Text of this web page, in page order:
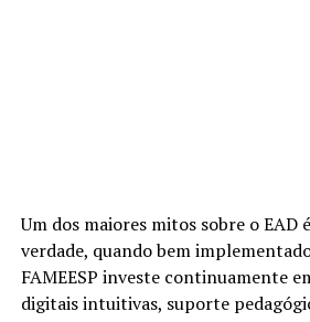
Um dos maiores mitos sobre o EAD
verdade, quando bem
FAMEESP investe continuamente
digitais intuitivas, suporte